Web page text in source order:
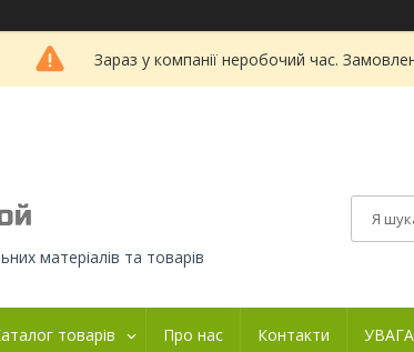
Зараз у компанії неробочий час.
матеріалів та товарів
товарів Про нас Контакти